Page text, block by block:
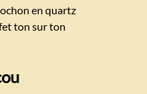
en quartz
ton sur ton